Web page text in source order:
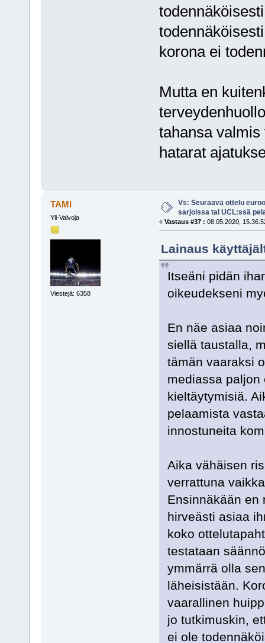
korona ei
Mutta en
tahansa
hatarat
TAMI
Yli-Valvoja
Viestejä: 6358
Vs: Seuraava ottelu
sarjoissa tai UCL:ssä
« Vastaus #37 : 08.05.2020,
Lainaus
Itseäni pidän
oikeudekseni
En näe asiaa
siellä taustalla,
tämän vaaraksi
mediassa paljon
kieltäytymisiä.
pelaamista
innostuneita
Aika vähäisen
verrattuna
Ensinnäkään en
hirveästi asiaa
koko
testataan
ymmärrä olla
läheisistään.
vaarallinen
jo tutkimuskin,
ei ole